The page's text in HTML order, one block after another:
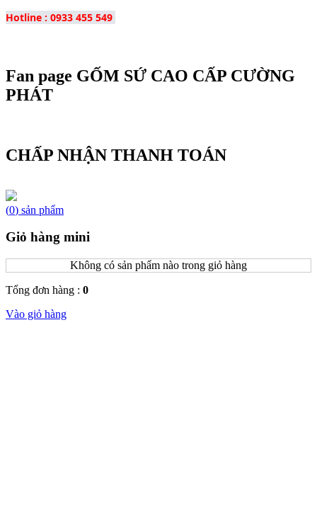
Hotline : 0933 455 549
Fan page GỐM SỨ CAO CẤP CƯỜNG
PHÁT
CHẤP NHẬN THANH TOÁN
(0) sản phẩm
Giỏ hàng mini
Không có sản phẩm nào trong giỏ hàng
Tổng đơn hàng : 0
Vào giỏ hàng